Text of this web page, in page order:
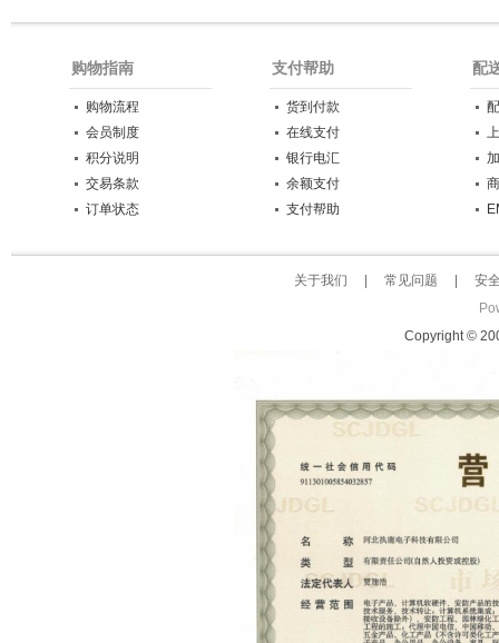
购物指南
购物流程
会员制度
积分说明
交易条款
订单状态
支付帮助
货到付款
在线支付
银行电汇
余额支付
支付帮助
配
关于我们 常见问题
安
Copyright ©